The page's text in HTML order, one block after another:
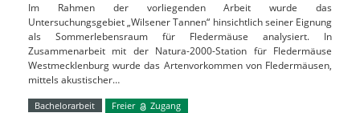
Im Rahmen der vorliegenden Arbeit wurde das
Untersuchungsgebiet „Wilsener Tannen“ hinsichtlich seiner Eignung
als Sommerlebensraum für Fledermäuse analysiert. In
Zusammenarbeit mit der Natura-2000-Station für Fledermäuse
Westmecklenburg wurde das Artenvorkommen von Fledermäusen,
mittels akustischer…
Bachelorarbeit Freier Zugang